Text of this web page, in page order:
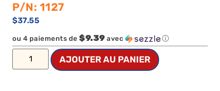
P/N: 1127
$37.55
ou 4 paiements de $9.39 avec ⓘ
AJOUTER AU PANIER